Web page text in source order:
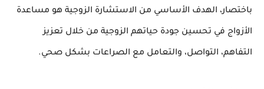
باختصار، الهدف الأساسي من الاستشارة الزوجية هو مساعدة
الأزواج في تحسين جودة حياتهم الزوجية من خلال تعزيز
التفاهم، التواصل، والتعامل مع الصراعات بشكل صحي.